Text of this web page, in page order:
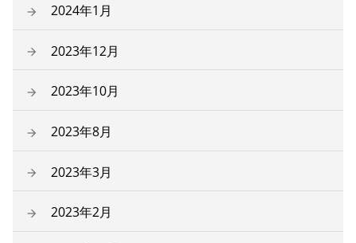
2024年1月
2023年12月
2023年10月
2023年8月
2023年3月
2023年2月